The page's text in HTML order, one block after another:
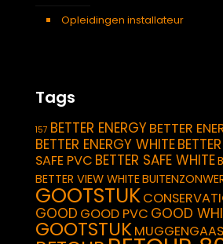
Opleidingen installateur
Tags
157 BETTER ENERGYBETTER
BETTER ENERGY WHITE
SAFE PVC BETTER SAFE WHITE
BETTER VIEW WHITE
GOOTSTUK
GOOD GOOD PVC GOOD
GOOTSTUKMUGGENGAAS